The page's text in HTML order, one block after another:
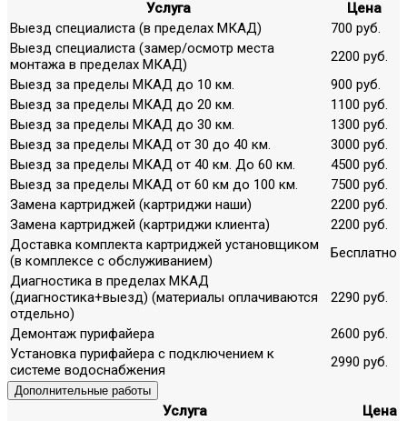
Услуга
Цена
Выезд специалиста (в пределах МКАД)
700 руб.
Выезд специалиста (замер/осмотр места
монтажа в пределах МКАД)
2200 руб.
Выезд за пределы МКАД до 10 км.
900 руб.
Выезд за пределы МКАД до 20 км.
1100 руб.
Выезд за пределы МКАД до 30 км.
1300 руб.
Выезд за пределы МКАД от 30 до 40 км.
3000 руб.
Выезд за пределы МКАД от 40 км. До 60 км.
4500 руб.
Выезд за пределы МКАД от 60 км до 100 км.
7500 руб.
Замена картриджей (картриджи наши)
2200 руб.
Замена картриджей (картриджи клиента)
2200 руб.
Доставка комплекта картриджей установщиком
(в комплексе с обслуживанием)
Бесплатно
Диагностика в пределах МКАД
(диагностика+выезд) (материалы оплачиваются
отдельно)
2290 руб.
Демонтаж пурифайера
2600 руб.
Установка пурифайера с подключением к
системе водоснабжения
2990 руб.
Дополнительные работы
Услуга
Цена